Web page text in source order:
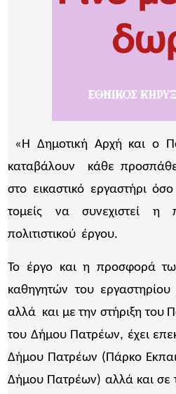
«Η Δημοτική Αρχή και ο
καταβάλουν κάθε
στο εικαστικό εργαστήρι
τομείς να συνεχιστεί η
πολιτιστικού έργου.
Το έργο και η προσφορά
καθηγητών του
αλλά και με την στήριξη του
του Δήμου Πατρέων, έχει
Δήμου Πατρέων (Πάρκο
Δήμου Πατρέων) αλλά και σε